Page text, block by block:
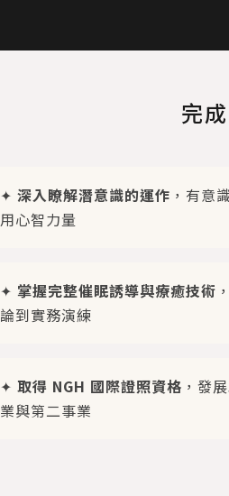
完
✦ 深入瞭解潛意識的運作 ，有意
用心智力量
✦ 掌握完整催眠誘導與療癒技術
論到實務演練
✦ 取得 NGH 國際證照資格 ，發
業與第二事業